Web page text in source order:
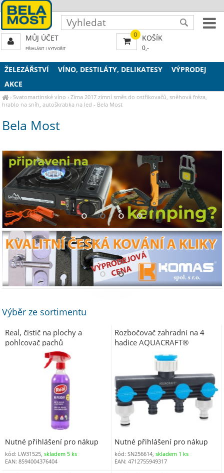
ŽELEZÁŘSTVÍ VÍNO, DESTILÁTY, DELIKATESY
VÝPRODEJ
AKCE
›Svatomartinské víno ›Zima 2017 zimní směs do ostřikovačů, sněhová fréza,
hrablo na sníh, autoškrabka na led - Bela Most
Bela Most
⚬ ⚬ ⚬ ⚬
⚬ ⚬
Výběr ze sortimentu
Real, čistič na plochy a
pohlcovač pachů
Nutné přihlášení pro nákup
kód: LW31525, skladem 5 ks
EAN: 8594004376404
Rozbočovač zahradní na 4
hadice AQUACRAFT®
550259, Premium
Nutné přihlášení pro nákup
kód: SN256614,skladem 1 ks
EAN: 4712755949317
MŮJ ÚČET
PŘIHLÁSIT| VYTVOŘIT
0 KOŠÍK
0,-